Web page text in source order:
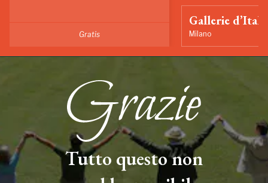
Gratis
Gallerie
Milano
Tutto questo non